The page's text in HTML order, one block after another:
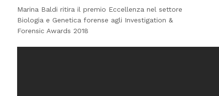
Marina Baldi ritira il premio Eccellenza nel settore
Biologia e Genetica forense agli Investigation &
Forensic Awards 2018